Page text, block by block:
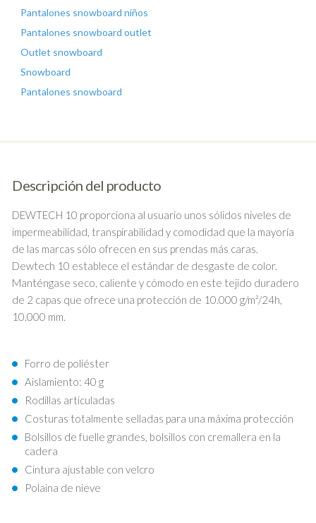
Pantalones snowboard niños
Pantalones snowboard outlet
Outlet snowboard
Snowboard
Pantalones snowboard
Descripción del producto
DEWTECH 10 proporciona al usuario unos sólidos niveles de
impermeabilidad, transpirabilidad y comodidad que la mayoría
de las marcas sólo ofrecen en sus prendas más caras.
Dewtech 10 establece el estándar de desgaste de color.
Manténgase seco, caliente y cómodo en este tejido duradero
de 2 capas que ofrece una protección de 10.000 g/m²/24h,
10.000 mm.
Forro de poliéster
Aislamiento: 40 g
Rodillas articuladas
Costuras totalmente selladas para una máxima protección
Bolsillos de fuelle grandes, bolsillos con cremallera en la
cadera
Cintura ajustable con velcro
Polaina de nieve